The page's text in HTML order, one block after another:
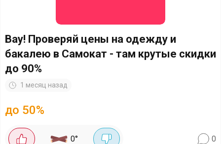
Вау! Проверяй цены на одежду и
бакалею в Самокат - там крутые скидки
до 90%
1 месяц назад
до 50%
0° 0